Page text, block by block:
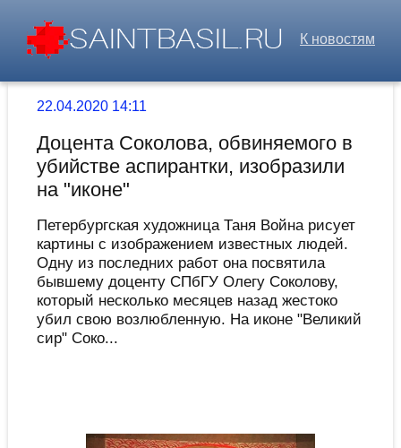
К новостям
22.04.2020 14:11
Доцента Соколова, обвиняемого в
убийстве аспирантки, изобразили
на "иконе"
Петербургская художница Таня Война рисует
картины с изображением известных людей.
Одну из последних работ она посвятила
бывшему доценту СПбГУ Олегу Соколову,
который несколько месяцев назад жестоко
убил свою возлюбленную. На иконе "Великий
сир" Соко...